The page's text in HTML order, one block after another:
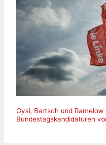
Gysi, Bartsch und
Bundestagskandidaturen